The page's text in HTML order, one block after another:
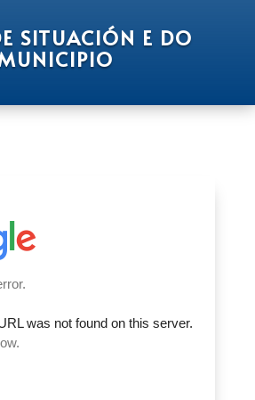
SITUACIÓN E DO